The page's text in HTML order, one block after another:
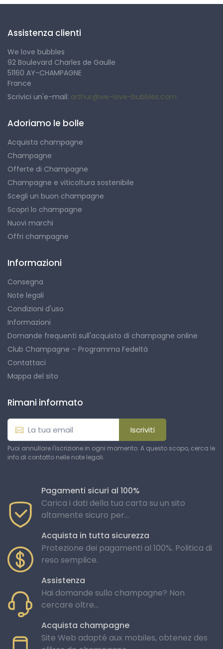
Assistenza clienti
We love bubbles
92 Boulevard Charles de Gaulle
51160 AY-CHAMPAGNE
France
Scrivici un'e-mail: arthur@we-love-bubbles.com
Adoriamo le bolle
Acquista champagne
Champagne
Offerte di Champagne
Champagne e viticoltura sostenibile
Scegli un buon champagne
Scopri lo champagne
Nuovi marchi
Offri champagne
Informazioni
Consegna
Note legali
Condizioni d'uso
Informazioni
Domande frequenti sull'acquisto di champagne online
Club Champagne – Programma Fedeltà
Contattaci
Mappa del sito
Rimani informato
Iscriviti
Puoi annullare l'iscrizione in ogni momento. A questo scopo, cerca le
info di contatto nelle note legali.
Pagamenti sicuri al 100%
Carica i dati della tua carta su un sito
altamente sicuro per...
Acquista in tutta sicurezza
Protezione dei pagamenti al 100%. Politica di
reso semplice.
Assistenza
Hai domande sullo champagne? Non
cercare oltre...
Acquista champagne
Site Web adapté aux mobiles, obtenez des